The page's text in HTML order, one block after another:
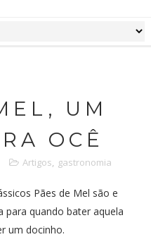
UM
OCÊ
Artigos, gastronomia
Pães de Mel são e
para quando bater aquela
um docinho.